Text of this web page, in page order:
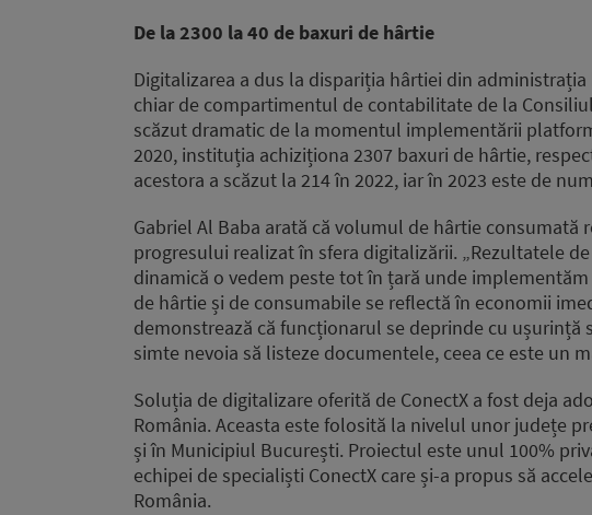
De la 2300 la 40 de baxuri de hârtie
Digitalizarea a dus la dispariția hârtiei din
chiar de compartimentul de contabilitate de la
scăzut dramatic de la momentul implementării
2020, instituția achiziționa 2307 baxuri de hârtie,
acestora a scăzut la 214 în 2022, iar în 2023 este de
Gabriel Al Baba arată că volumul de hârtie
progresului realizat în sfera digitalizării. „Rezultatele
dinamică o vedem peste tot în țară unde
de hârtie și de consumabile se reflectă în economii
demonstrează că funcționarul se deprinde cu
simte nevoia să listeze documentele, ceea ce este un
Soluția de digitalizare oferită de ConectX a fost deja
România. Aceasta este folosită la nivelul unor județe
și în Municipiul București. Proiectul este unul 100%
echipei de specialiști ConectX care și-a propus să
România.